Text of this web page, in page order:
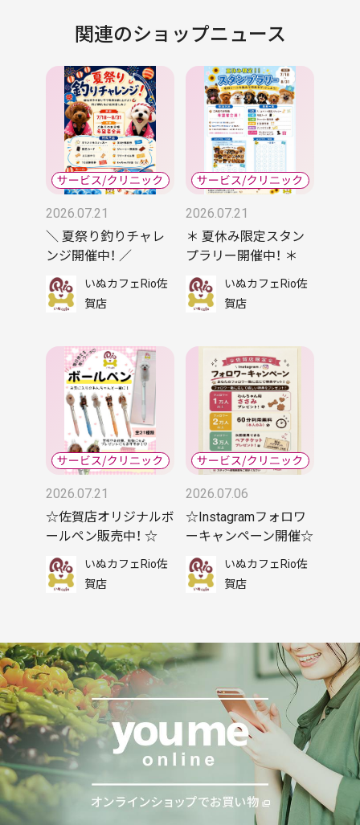
関連のショップニュース
2026.07.21
＼ 夏祭り釣りチャレ
ンジ開催中！ ／
いぬカフェRio佐
賀店
2026.07.21
＊ 夏休み限定スタン
プラリー開催中！ ＊
いぬカフェRio佐
賀店
2026.07.21
☆佐賀店オリジナルボ
ールペン販売中！ ☆
いぬカフェRio佐
賀店
2026.07.06
☆Instagramフォロワ
ーキャンペーン開催☆
いぬカフェRio佐
賀店